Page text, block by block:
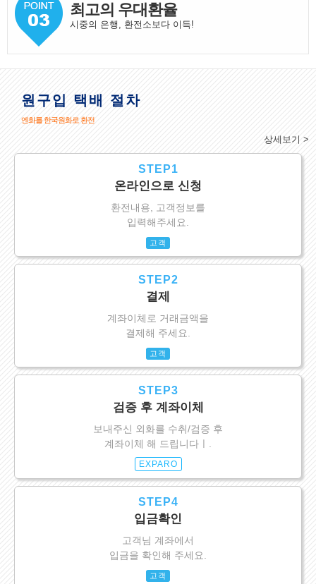
최고의 우대환율
시중의 은행, 환전소보다 이득!
원구입 택배 절차
엔화를 한국원화로 환전
상세보기 >
STEP1
온라인으로 신청
환전내용, 고객정보를
입력해주세요.
고객
STEP2
결제
계좌이체로 거래금액을
결제해 주세요.
고객
STEP3
검증 후 계좌이체
보내주신 외화를 수취/검증 후
계좌이체 해 드립니다ㅣ.
EXPARO
STEP4
입금확인
고객님 계좌에서
입금을 확인해 주세요.
고객